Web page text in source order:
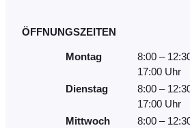
ÖFFNUNGSZEITEN
Montag
8:00 –
17:00 Uhr
Dienstag
8:00 –
17:00 Uhr
Mittwoch
8:00 –